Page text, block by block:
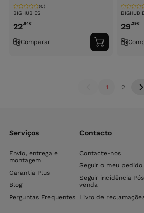
BIGHUB ES
(0)
22,64€
Comparar
Adicionar
ao
BIGHUB
29,39€
1 2
Serviços
Envio, entrega e
montagem
Garantia Plus
Blog
Perguntas Frequentes
Contacto
Contacte-nos
Seguir o meu pedido
Seguir incidência
venda
Livro de